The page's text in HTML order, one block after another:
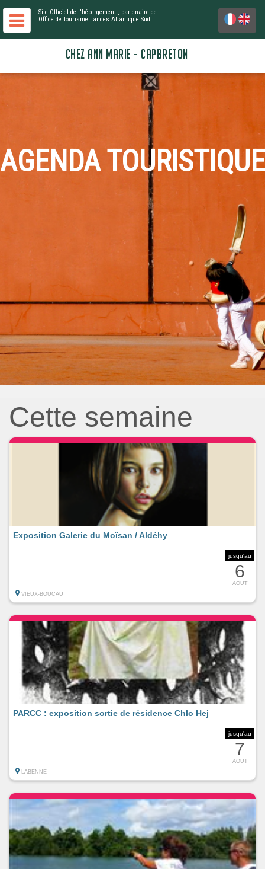
Site Officiel de l'hébergement , partenaire de
Office de Tourisme Landes Atlantique Sud
CHEZ ANN MARIE - CAPBRETON
AGENDA TOURISTIQUE
Cette semaine
jusqu'au
6
AOUT
Exposition Galerie du Moïsan / Aldéhy
VIEUX-BOUCAU
jusqu'au
7
AOUT
PARCC : exposition sortie de résidence Chlo Hej
LABENNE